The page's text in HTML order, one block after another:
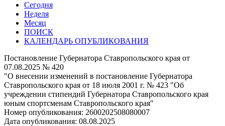
Сегодня
Неделя
Месяц
ПОИСК
КАЛЕНДАРЬ ОПУБЛИКОВАНИЯ
Постановление Губернатора Ставропольского края от
07.08.2025 № 420
"О внесении изменений в постановление Губернатора
Ставропольского края от 18 июля 2001 г. № 423 "Об
учреждении стипендий Губернатора Ставропольского края
юным спортсменам Ставропольского края"
Номер опубликования: 2600202508080007
Дата опубликования: 08.08.2025